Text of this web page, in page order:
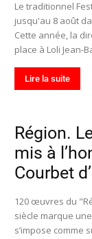
Le traditionnel
jusqu'au 8 août
Cette année, la
place à Loli Jean-
Lire la suite
Région.
mis à
Courbet
120 œuvres du
siècle marque
s’impose comme